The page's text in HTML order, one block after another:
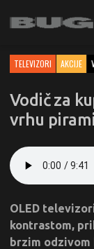
TELEVIZORI AKCIJE
Vodič za
vrhu
OLED
kontrastom,
brzim odzivom